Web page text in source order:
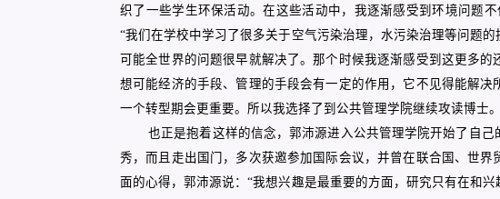
织了一些学生环保活动。在这些活动中，我逐渐感受到环境问题
“我们在学校中学习了很多关于空气污染治理，水污染治理等问题
可能全世界的问题很早就解决了。那个时候我逐渐感受到这更多
想可能经济的手段、管理的手段会有一定的作用，它不见得能解
一个转型期会更重要。所以我选择了到公共管理学院继续攻读博士
也正是抱着这样的信念，郭沛源进入公共管理学院开始了自
秀，而且走出国门，多次获邀参加国际会议，并曾在联合国、世
面的心得，郭沛源说：“我想兴趣是最重要的方面，研究只有在和